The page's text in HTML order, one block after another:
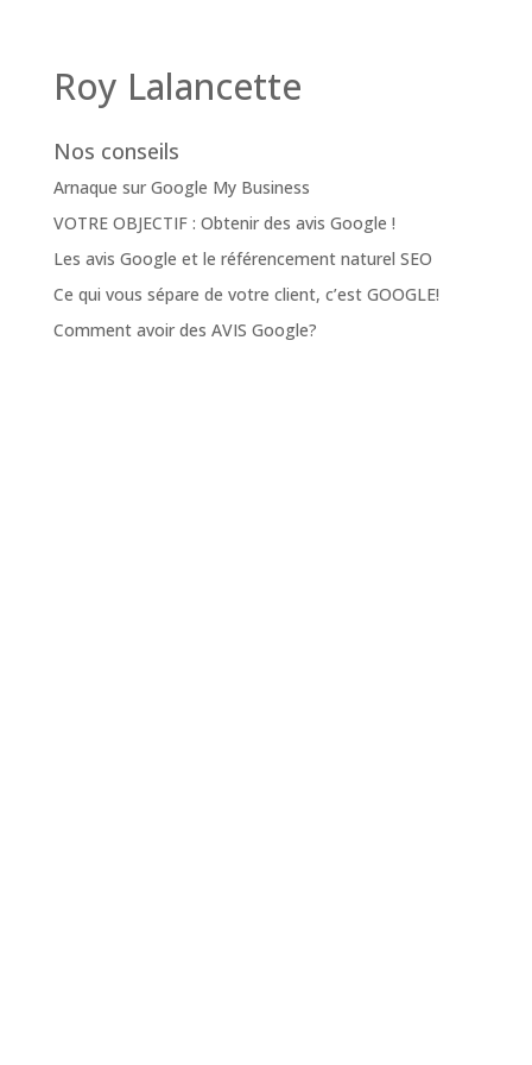
Roy Lalancette
Nos conseils
Arnaque sur Google My Business
VOTRE OBJECTIF : Obtenir des avis Google !
Les avis Google et le référencement naturel SEO
Ce qui vous sépare de votre client, c’est GOOGLE!
Comment avoir des AVIS Google?